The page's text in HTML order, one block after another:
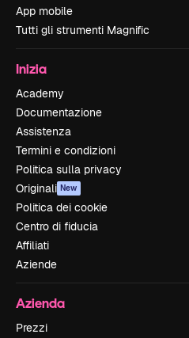
App mobile
Tutti gli strumenti Magnific
Inizia
Academy
Documentazione
Assistenza
Termini e condizioni
Politica sulla privacy
Originali New
Politica dei cookie
Centro di fiducia
Affiliati
Aziende
Azienda
Prezzi